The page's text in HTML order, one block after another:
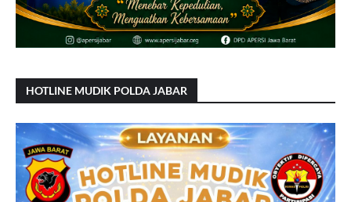
HOTLINE MUDIK POLDA JABAR